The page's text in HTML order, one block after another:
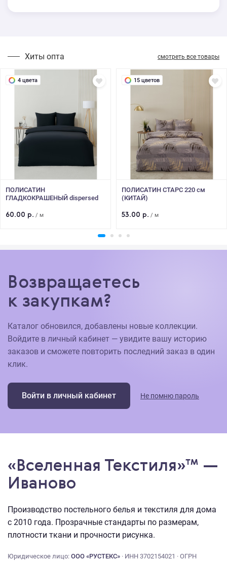
Хиты опта смотреть все товары
4 цвета
ПОЛИСАТИН
ГЛАДКОКРАШЕНЫЙ dispersed
60.00 р. / м
15 цветов
ПОЛИСАТИН СТАРС 220 см
(КИТАЙ)
53.00 р. / м
Возвращаетесь
к закупкам?
Каталог обновился, добавлены новые коллекции.
Войдите в личный кабинет — увидите вашу историю
заказов и сможете повторить последний заказ в один
клик.
Войти в личный кабинет Не помню пароль
«Вселенная Текстиля»™ —
Иваново
Производство постельного белья и текстиля для дома
с 2010 года. Прозрачные стандарты по размерам,
плотности ткани и прочности рисунка.
Юридическое лицо: ООО «РУСТЕКС» · ИНН 3702154021 · ОГРН